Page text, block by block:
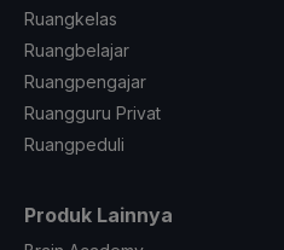
Ruangkelas
Ruangbelajar
Ruangpengajar
Ruangguru Privat
Ruangpeduli
Produk Lainnya